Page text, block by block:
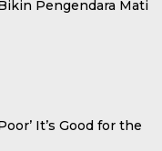
Pengendara Mati
It’s Good for the